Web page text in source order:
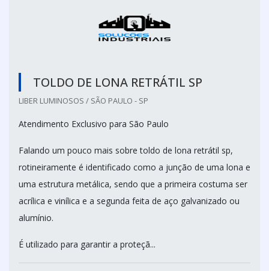
TOLDO DE LONA RETRÁTIL SP
LIBER LUMINOSOS / SÃO PAULO - SP
Atendimento Exclusivo para São Paulo
Falando um pouco mais sobre toldo de lona retrátil sp,
rotineiramente é identificado como a junção de uma lona e
uma estrutura metálica, sendo que a primeira costuma ser
acrílica e vinílica e a segunda feita de aço galvanizado ou
alumínio.
É utilizado para garantir a proteçã...